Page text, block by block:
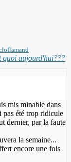
quoi aujourd'hui???
mis minable dans
pas été trop ridicule
dernier, par la faute
la semaine...
encore une fois